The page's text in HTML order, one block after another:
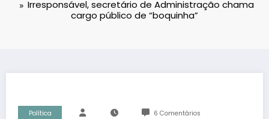
Irresponsável, secretário de Administração chama
cargo público de “boquinha”
Política 6 Comentários